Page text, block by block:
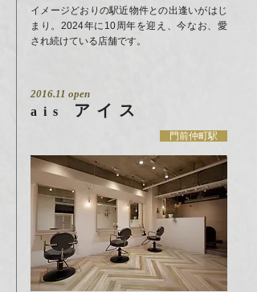
イメージどおりの駅近物件との出逢いがはじ
まり。2024年に10周年を迎え、今なお、愛
され続けている店舗です。
2016.11 open
ais アイス
門前仲町駅